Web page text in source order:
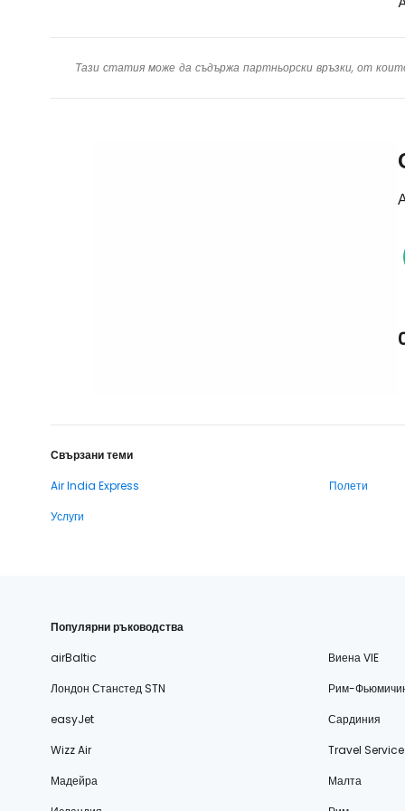
Тази статия може да съдържа партньорски връзки, от
Свързани теми
Air India Express
Полети
Услуги
Популярни ръководства
airBaltic
Виена VIE
Лондон Станстед STN
Рим-
easyJet
Сардиния
Wizz Air
Travel Service
Мадейра
Малта